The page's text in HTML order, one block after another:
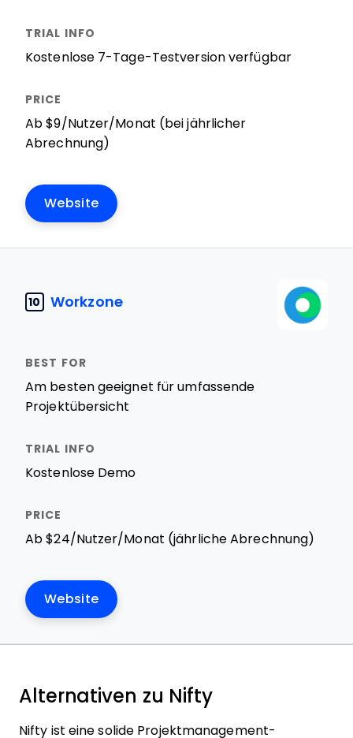
Kostenlose 7-Tage-Testversion verfügbar
Ab $9/Nutzer/Monat (bei jährlicher
Abrechnung)
Website
10 Workzone
Am besten geeignet für umfassende
Projektübersicht
Kostenlose Demo
Ab $24/Nutzer/Monat (jährliche Abrechnung)
Website
Alternativen zu Nifty
Nifty ist eine solide Projektmanagement-